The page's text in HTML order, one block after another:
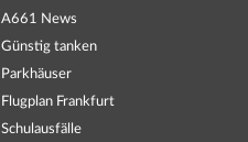
A661 News
Günstig tanken
Parkhäuser
Flugplan Frankfurt
Schulausfälle